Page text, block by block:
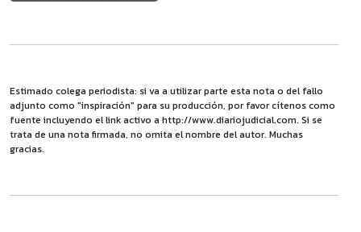
Estimado colega periodista: si va a utilizar parte esta nota o del fallo
adjunto como "inspiración" para su producción, por favor cítenos como
fuente incluyendo el link activo a http://www.diariojudicial.com. Si se
trata de una nota firmada, no omita el nombre del autor. Muchas
gracias.